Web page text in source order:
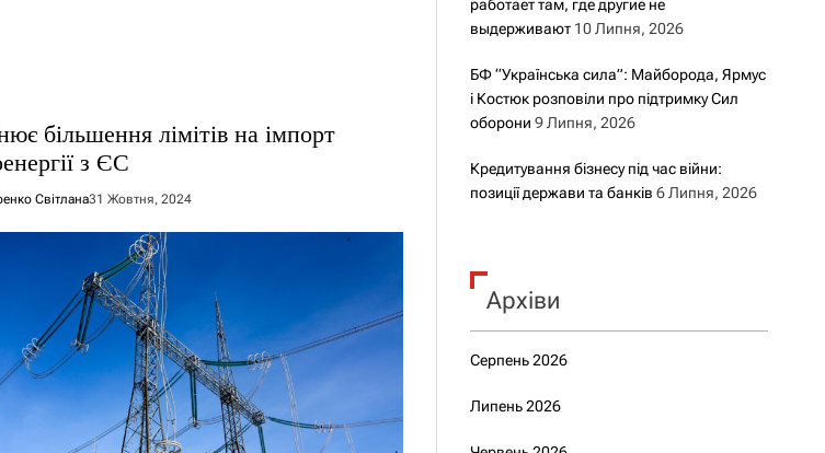
більшення лімітів на імпорт
з ЄС
Світлана31 Жовтня, 2024
работает там, где другие не
выдерживают 10 Липня, 2026
БФ “Українська сила”: Майборода, Ярмус
і Костюк розповіли про підтримку Сил
оборони 9 Липня, 2026
Кредитування бізнесу під час війни:
позиції держави та банків 6 Липня, 2026
Архіви
Серпень 2026
Липень 2026